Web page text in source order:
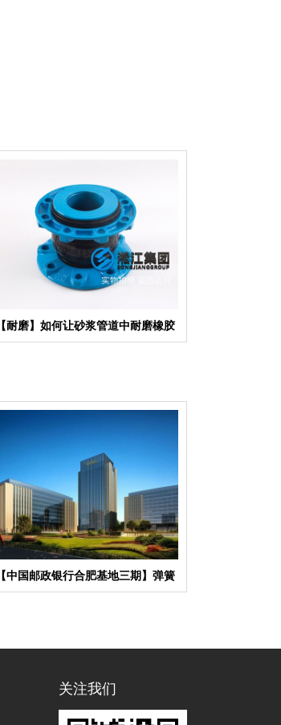
【耐磨】如何让砂浆管道中耐磨橡胶
接头更耐磨
【中国邮政银行合肥基地三期】弹簧
减震器合同
关注我们